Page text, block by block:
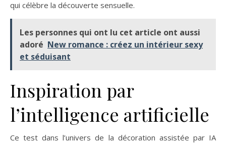
qui célèbre la découverte sensuelle.
Les personnes qui ont lu cet article ont aussi
adoré New romance : créez un intérieur sexy
et séduisant
Inspiration par
l’intelligence artificielle
Ce test dans l’univers de la décoration assistée par IA